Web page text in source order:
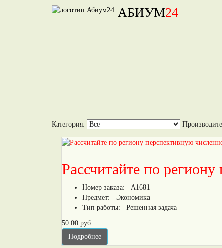
АБИУМ24
Категория:
Рассчитайте по
Номер заказа:
А1681
Предмет:
Экономика
Тип работы:
Решенная задача
50.00 руб
Подробнее